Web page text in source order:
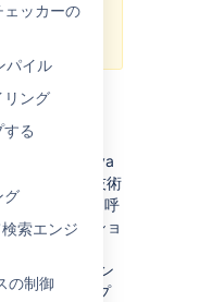
ェッカーの
パイル
リング
る
グ
索エンジ
の制御
はサポート
は、Java
するための技術
Beans) と呼
アプリケーショ
ます。
の大規模なイン
ることで、アプ